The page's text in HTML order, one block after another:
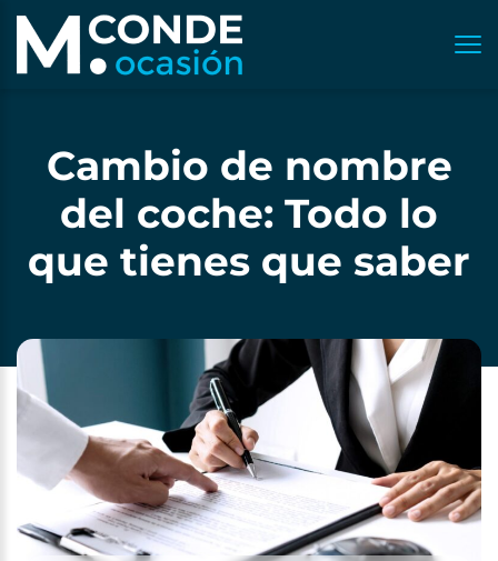
Cambio de nombre
del coche: Todo lo
que tienes que saber